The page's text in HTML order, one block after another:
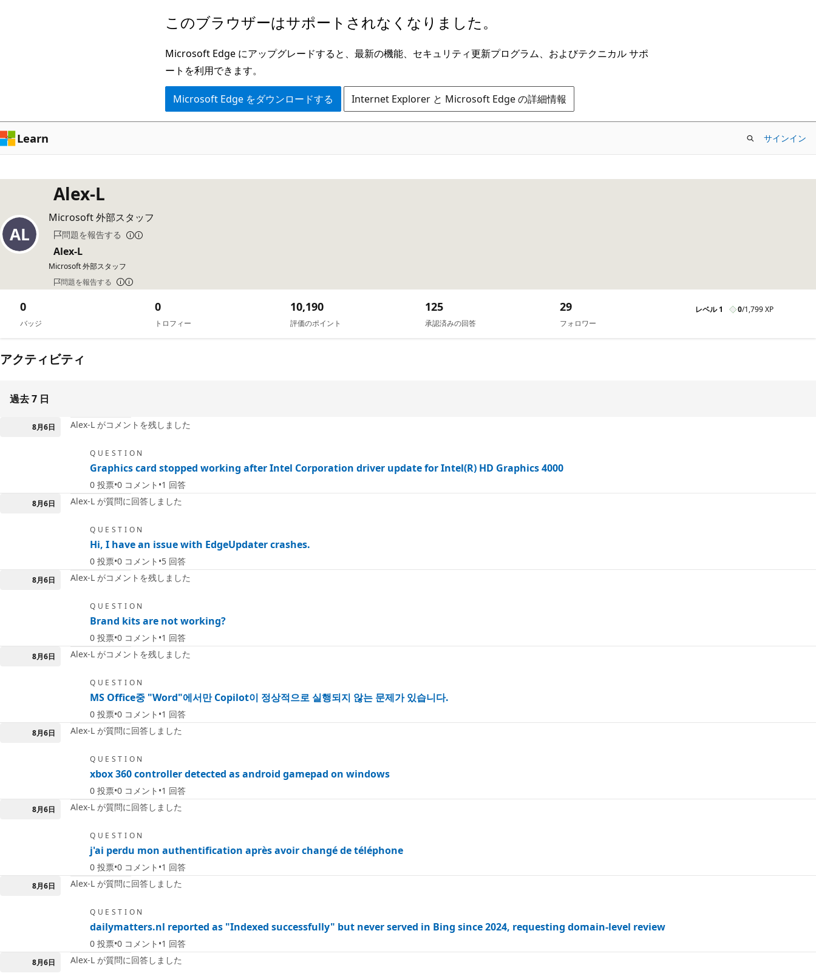
ン
ツ
に
プ
このブラウザーはサポートされなくなりました。
Microsoft Edge にアップグレードすると、最新の機能、セキュリティ更新プログラム、およびテクニカル サポ
ートを利用できます。
Microsoft Edge をダウンロードする Internet Explorer と Microsoft Edge の詳細情報
Learn サインイン
Alex-L
Microsoft 外部スタッフ
問題を報告する
Alex-L
Microsoft 外部スタッフ
問題を報告する
バッジ
0
トロフィー
0
評価のポイント
10,190
承認済みの回答
125
フォロワー
29 レベル 1 0/1,799 XP
アクティビティ
過去 7 日
8月6日 Alex-L がコメントを残しました
QUESTION
Graphics card stopped working after Intel Corporation driver update for Intel(R) HD Graphics 4000
0 投票 0 コメント 1 回答
8月6日 Alex-L が質問に回答しました
QUESTION
Hi, I have an issue with EdgeUpdater crashes.
0 投票 0 コメント 5 回答
8月6日 Alex-L がコメントを残しました
QUESTION
Brand kits are not working?
0 投票 0 コメント 1 回答
8月6日 Alex-L がコメントを残しました
QUESTION
MS Office중 "Word"에서만 Copilot이 정상적으로 실행되지 않는 문제가 있습니다.
0 投票 0 コメント 1 回答
8月6日 Alex-L が質問に回答しました
QUESTION
xbox 360 controller detected as android gamepad on windows
0 投票 0 コメント 1 回答
8月6日 Alex-L が質問に回答しました
QUESTION
j'ai perdu mon authentification après avoir changé de téléphone
0 投票 0 コメント 1 回答
8月6日 Alex-L が質問に回答しました
QUESTION
dailymatters.nl reported as "Indexed successfully" but never served in Bing since 2024, requesting domain-level review
0 投票 0 コメント 1 回答
8月6日 Alex-L が質問に回答しました